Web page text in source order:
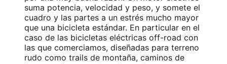
suma potencia, velocidad y peso, y somete el
cuadro y las partes a un estrés mucho mayor
que una bicicleta estándar. En particular en el
caso de las bicicletas eléctricas off-road con
las que comerciamos, diseñadas para terreno
rudo como trails de montaña, caminos de